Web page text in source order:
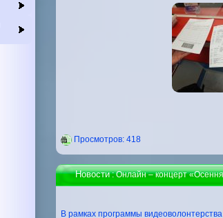
Проcмотров: 418
Новости: Онлайн – концерт
В рамках программы видеоволонтерства